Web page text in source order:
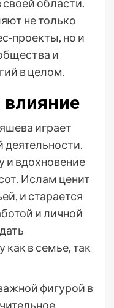
области.
не только
проекты, но и
и
в целом.
играет
деятельности.
и вдохновение
Ислам ценит
и старается
и личной
как в семье, так
фигурой в